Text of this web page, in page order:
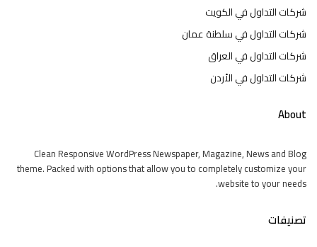
شركات التداول في الكويت
شركات التداول في سلطنة عمان
شركات التداول في العراق
شركات التداول في الأردن
About
Clean Responsive WordPress Newspaper, Magazine, News and Blog
theme. Packed with options that allow you to completely customize your
website to your needs.
تصنيفات